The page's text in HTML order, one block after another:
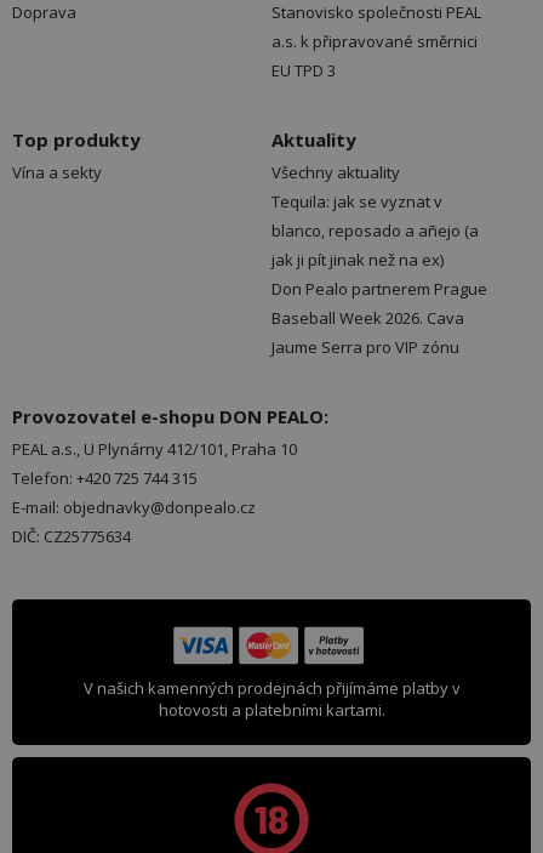
Doprava
Stanovisko společnosti PEAL
a.s. k připravované směrnici
EU TPD 3
Top produkty
Vína a sekty
Aktuality
Všechny aktuality
Tequila: jak se vyznat v
blanco, reposado a añejo (a
jak ji pít jinak než na ex)
Don Pealo partnerem Prague
Baseball Week 2026. Cava
Jaume Serra pro VIP zónu
Provozovatel e-shopu DON PEALO:
PEAL a.s., U Plynárny 412/101, Praha 10
Telefon: +420 725 744 315
E-mail: objednavky@donpealo.cz
DIČ: CZ25775634
V našich kamenných prodejnách přijímáme platby v
hotovosti a platebními kartami.